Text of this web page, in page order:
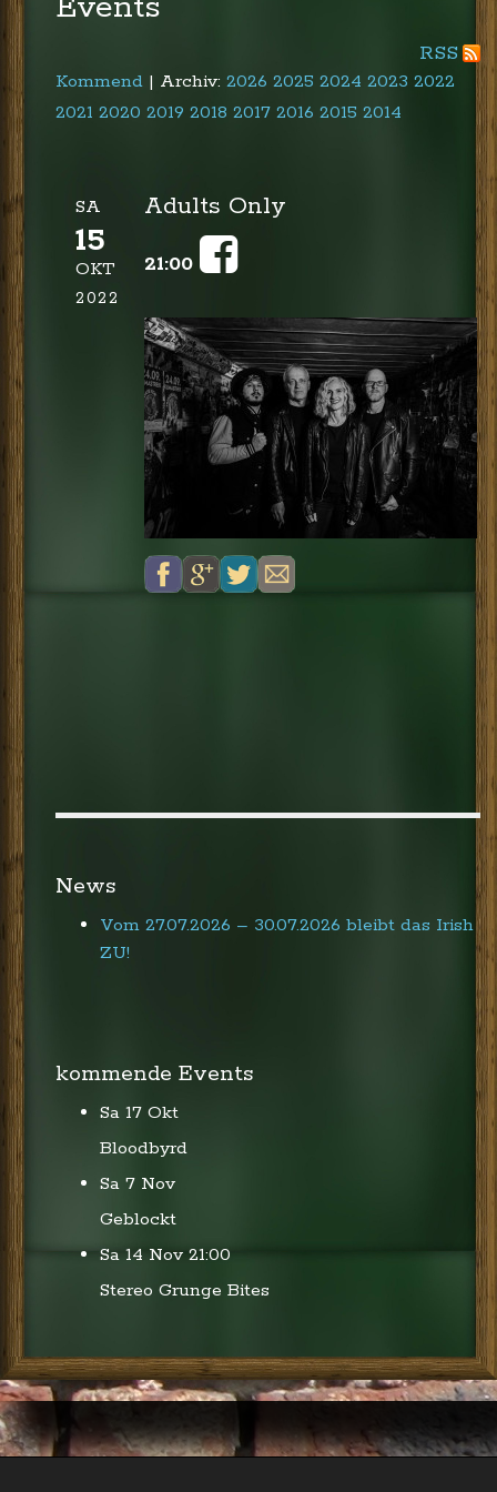
RSS
Kommend | Archiv: 2026 2025 2024 2023 2022
2021 2020 2019 2018 2017 2016 2015 2014
SA
15
OKT
2022
Adults Only
21:00
News
Vom 27.07.2026 – 30.07.2026 bleibt das Irish
ZU!
kommende Events
Sa 17 Okt
Bloodbyrd
Sa 7 Nov
Geblockt
Sa 14 Nov 21:00
Stereo Grunge Bites